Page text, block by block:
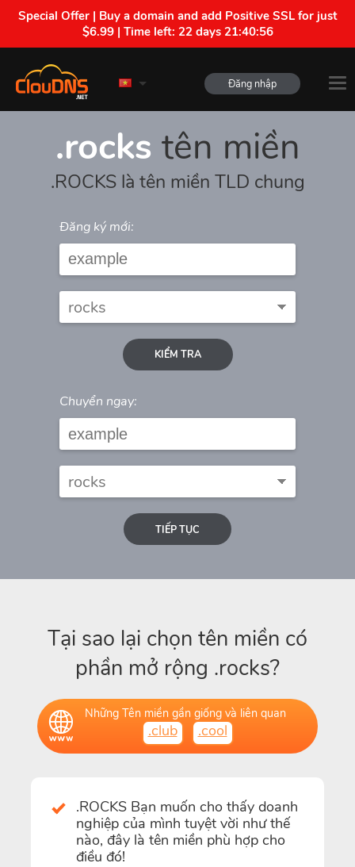
Special Offer | Buy a domain and add Positive SSL for just
$6.99 | Time left: 22 days 21:40:56
Đăng nhập
.rocks tên miền
.ROCKS là tên miền TLD chung
Đăng ký mới:
KIỂM TRA
Chuyển ngay:
TIẾP TỤC
Tại sao lại chọn tên miền có
phần mở rộng .rocks?
Những Tên miền gần giống và liên quan
.club .cool
.ROCKS Bạn muốn cho thấy doanh
nghiệp của mình tuyệt vời như thế
nào, đây là tên miền phù hợp cho
điều đó!